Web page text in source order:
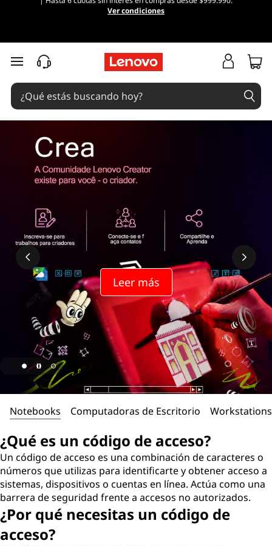
Ver condiciones
Ir al contenido principal
Leer más
Notebooks Computadoras de Escritorio Workstations
¿Qué es un código de acceso?
Un código de acceso es una combinación de caracteres o
números que utilizas para identificarte y obtener acceso a
sistemas, dispositivos o cuentas en línea. Actúa como una
barrera de seguridad frente a accesos no autorizados.
¿Por qué necesitas un código de
acceso?